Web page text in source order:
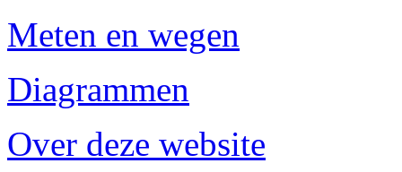
Meten en wegen
Diagrammen
Over deze website